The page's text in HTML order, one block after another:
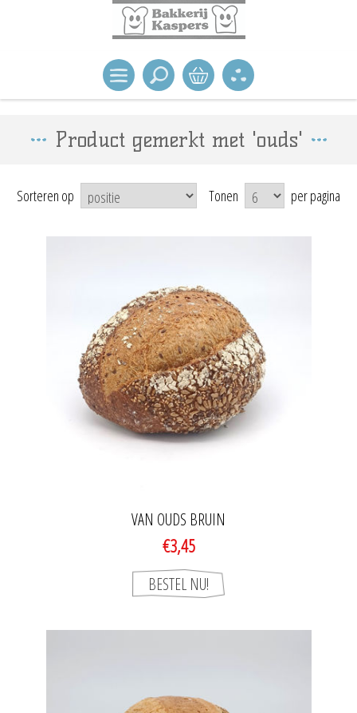
Product gemerkt met 'ouds'
Sorteren op Tonen per pagina
VAN OUDS BRUIN
€3,45